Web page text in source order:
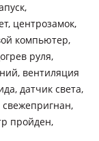
центрозамок,
компьютер,
руля,
вентиляция
датчик света,
пройден,